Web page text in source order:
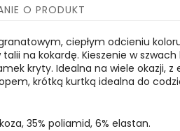
O PRODUKT
ciepłym odcieniu
na kokardę. Kieszenie w
kryty. Idealna na wiele okazji,
krótką kurtką idealna do
35% poliamid, 6% elastan.